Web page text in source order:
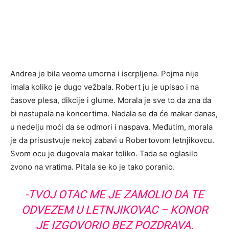
Andrea je bila veoma umorna i iscrpljena. Pojma nije
imala koliko je dugo vežbala. Robert ju je upisao i na
časove plesa, dikcije i glume. Morala je sve to da zna da
bi nastupala na koncertima. Nadala se da će makar danas,
u nedelju moći da se odmori i naspava. Međutim, morala
je da prisustvuje nekoj zabavi u Robertovom letnjikovcu.
Svom ocu je dugovala makar toliko. Tada se oglasilo
zvono na vratima. Pitala se ko je tako poranio.
-TVOJ OTAC ME JE ZAMOLIO DA TE
ODVEZEM U LETNJIKOVAC – KONOR
JE IZGOVORIO BEZ POZDRAVA.